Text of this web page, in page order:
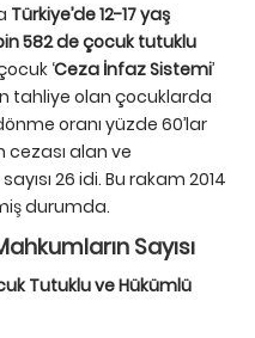
Türkiye’de 12-17 yaş
582 de çocuk tutuklu
‘Ceza İnfaz Sistemi’
tahliye olan çocuklarda
oranı yüzde 60’lar
cezası alan ve
26 idi. Bu rakam 2014
durumda.
Sayısı
Tutuklu ve Hükümlü